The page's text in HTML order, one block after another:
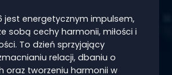
jest energetycznym impulsem,
sobą cechy harmonii, miłości i
To dzień sprzyjający
relacji, dbaniu o
oraz tworzeniu harmonii w